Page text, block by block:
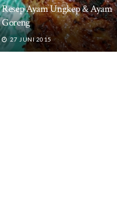
Resep Ayam Ungkep & Ayam
Goreng
27 JUNI 2015